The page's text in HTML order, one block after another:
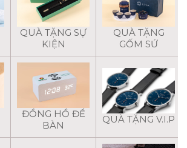
QUÀ TẶNG SỰ
KIỆN
QUÀ TẶNG
GỐM SỨ
ĐỒNG HỒ ĐỂ
BÀN
QUÀ TẶNG V.I.P